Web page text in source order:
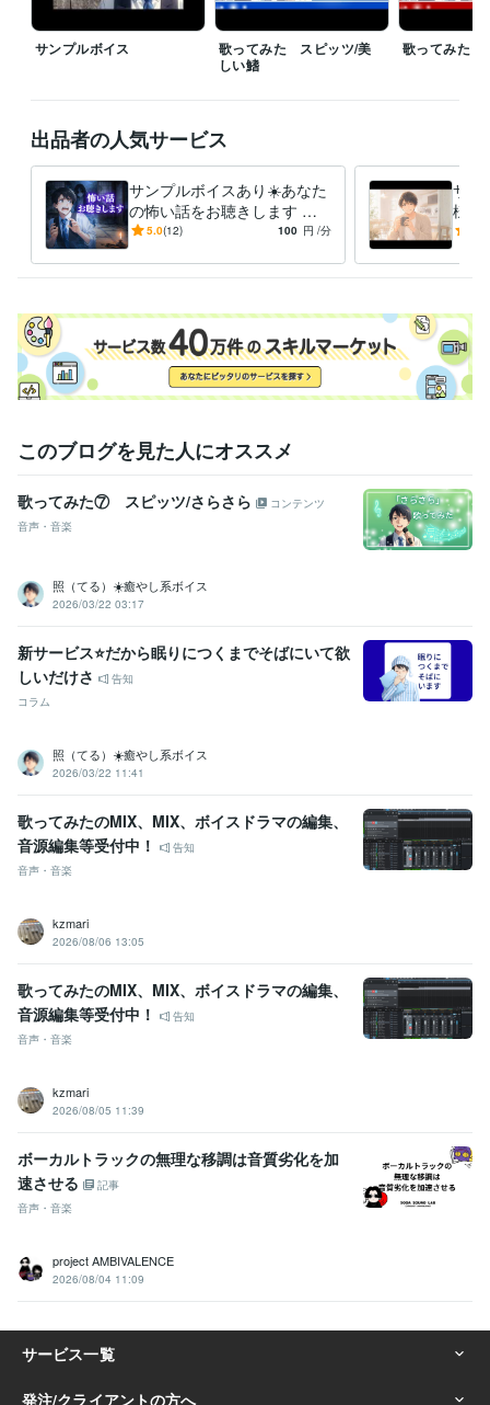
⭐【相談中】と表示されている場合は、
メッセージをいただければ、
確認次第ご連絡いたします。
対応できる場合もありますので、
お気軽にご連絡いただけたら幸いです。
経験職種
営業 / 法人営業 経験年数 : 2年
カスタマーサポート・カスタマーサクセス / カスタマーサポート・ヘ
ルプデスク
経験年数 : 2年
ココナラ　初出品 ココナラ　レギュラーランク ココナラ　シルバー
ランク
ココナラ　ゴールドランク ココナラ　プラチナランク ココ
ナラ　販売実績100件　皆様のおかげです☀️ ココナラ　販売実績200
件　皆様のおかげです☀️
普通自動車第一種運転免許 取得年 : 2013年
ビジネス・クリエイティブツール
Excel:10年PowerPoint:10年 Word:10年
占い タロットカード
語学力
英語 日常会話レベル
サンプルボイス
歌ってみた スピッツ/美
しい鰭
歌ってみた
出品者の人気サービス
サンプルボイスあり☀️あなた
の怖い話をお聴きします ⭕
実体験⭕創作⭕人怖⭕怪談
ube
5.0(12) 100 円 /分
サン
様の
談
このブログを見た人にオススメ
歌ってみた⑦ スピッツ/さらさら
コンテンツ
音声・音楽
照（てる）☀️癒やし系ボイス
2026/03/22 03:17
新サービス⭐だから眠りにつくまでそばにいて欲
しいだけさ
告知
コラム
照（てる）☀️癒やし系ボイス
2026/03/22 11:41
歌ってみたのMIX、MIX、ボイスドラマの編集、
音源編集等受付中！
告知
音声・音楽
kzmari
2026/08/06 13:05
歌ってみたのMIX、MIX、ボイスドラマの編集、
音源編集等受付中！
告知
音声・音楽
kzmari
2026/08/05 11:39
ボーカルトラックの無理な移調は音質劣化を加
速させる
記事
音声・音楽
project AMBIVALENCE
2026/08/04 11:09